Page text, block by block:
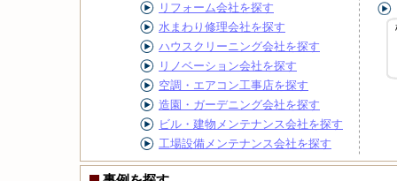
リフォーム会社を探す
水まわり修理会社を探す
ハウスクリーニング会社を探す
リノベーション会社を探す
空調・エアコン工事店を探す
造園・ガーデニング会社を探す
ビル・建物メンテナンス会社を探す
工場設備メンテナンス会社を探す